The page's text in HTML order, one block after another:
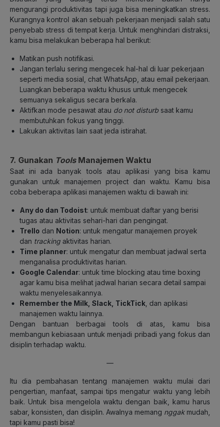
mengurangi produktivitas tapi juga bisa meningkatkan stress.
Kurangnya kontrol akan sebuah pekerjaan menjadi salah satu
penyebab stress di tempat kerja. Untuk menghindari distraksi,
kamu bisa melakukan beberapa hal berikut:
Matikan push notifikasi.
Jangan terlalu sering mengecek hal-hal di luar pekerjaan
seperti media sosial, chat WhatsApp, atau email pekerjaan.
Luangkan beberapa waktu khusus untuk mengecek
semuanya sekaligus secara berkala.
Aktifkan mode pesawat atau do not disturb saat kamu
membutuhkan fokus yang tinggi.
Lakukan aktivitas lain saat jeda istirahat.
7. Gunakan ToolsManajemen Waktu
Saat ini ada banyak tools atau aplikasi yang bisa kamu
gunakan untuk manajemen project dan waktu. Kamu bisa
coba beberapa aplikasi manajemen waktu di bawah ini:
Any do dan Todoist: untuk membuat daftar yang berisi
tugas atau aktivitas sehari-hari dan pengingat.
Trello dan Notion: untuk mengatur manajemen proyek
dan tracking aktivitas harian.
Time planner: untuk mengatur dan membuat jadwal serta
menganalisa produktivitas harian.
Google Calendar: untuk time blocking atau time boxing
agar kamu bisa melihat jadwal harian secara detail sampai
waktu menyelesaikannya.
Remember the Milk, Slack, TickTick , dan aplikasi
manajemen waktu lainnya.
Dengan bantuan berbagai tools di atas, kamu bisa
membangun kebiasaan untuk menjadi pribadi yang fokus dan
disiplin terhadap waktu.
—
Itu dia pembahasan tentang manajemen waktu mulai dari
pengertian, manfaat, sampai tips mengatur waktu yang lebih
baik. Untuk bisa mengelola waktu dengan baik, kamu harus
sabar, konsisten, dan disiplin. Awalnya memang nggakmudah,
tapi kamu pasti bisa!